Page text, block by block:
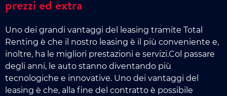
prezzi ed extra
Uno dei grandi vantaggi del leasing tramite Total
Renting è che il nostro leasing è il più conveniente e,
inoltre, ha le migliori prestazioni e servizi.Col passare
degli anni, le auto stanno diventando più
tecnologiche e innovative. Uno dei vantaggi del
leasing è che, alla fine del contratto è possibile